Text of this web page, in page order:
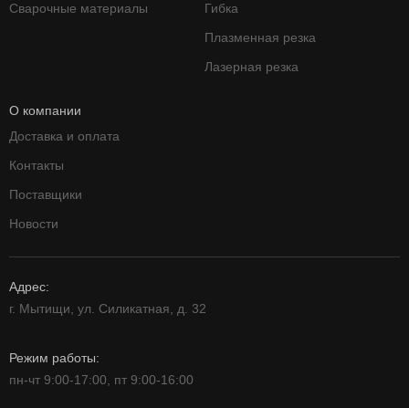
Сварочные материалы
Гибка
Плазменная резка
Лазерная резка
О компании
Доставка и оплата
Контакты
Поставщики
Новости
Адрес:
г. Мытищи, ул. Силикатная, д. 32
Режим работы:
пн-чт 9:00-17:00, пт 9:00-16:00